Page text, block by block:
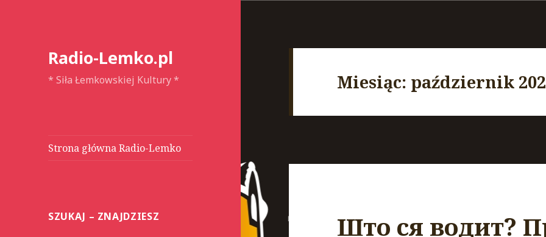
Radio-Lemko.pl
* Siła Łemkowskiej Kultury *
Strona główna Radio-Lemko
SZUKAJ – ZNAJDZIESZ
Miesiąc: październik
Што ся водит?